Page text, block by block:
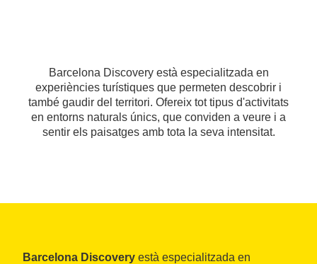
Barcelona Discovery està especialitzada en
experiències turístiques que permeten descobrir i
també gaudir del territori. Ofereix tot tipus d'activitats
en entorns naturals únics, que conviden a veure i a
sentir els paisatges amb tota la seva intensitat.
Barcelona Discovery està especialitzada en